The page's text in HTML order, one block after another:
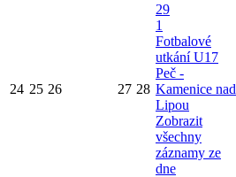
24 25 26 27 28
29
1
Fotbalové
utkání U17
Peč -
Kamenice nad
Lipou
Zobrazit
všechny
záznamy ze
dne